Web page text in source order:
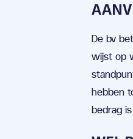
De bv
wijst op
hebben
bedrag